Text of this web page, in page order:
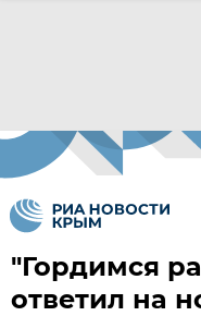
"Гордимся
ответил на